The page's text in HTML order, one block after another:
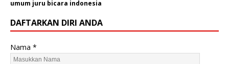
umum juru bicara indonesia
DAFTARKAN DIRI ANDA
E
m
Nama *